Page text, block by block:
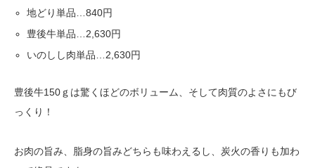
地どり単品…840円
豊後牛単品…2,630円
いのしし肉単品…2,630円
豊後牛150ｇは驚くほどのボリューム、そして肉質のよさにもび
っくり！
お肉の旨み、脂身の旨みどちらも味わえるし、炭火の香りも加わ